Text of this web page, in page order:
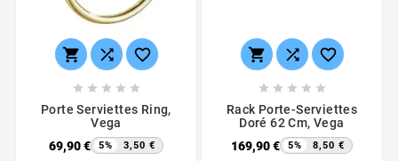
  
    
Porte Serviettes Ring,
Vega
69,90 €
5% 3,50 €
  
    
Rack Porte-Serviettes
Doré 62 Cm, Vega
169,90 €
5% 8,50 €